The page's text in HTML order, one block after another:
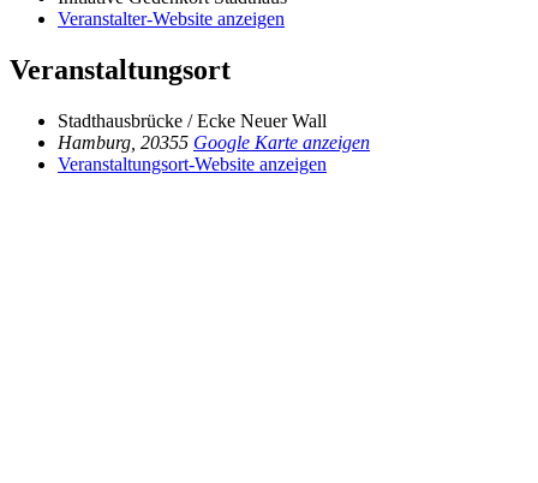
Veranstalter-Website anzeigen
Veranstaltungsort
Stadthausbrücke / Ecke Neuer Wall
Hamburg 20355 Google Karte anzeigen
Veranstaltungsort-Website anzeigen